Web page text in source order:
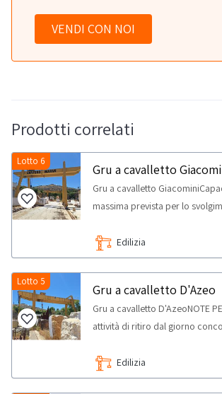
VENDI CON NOI
Prodotti correlati
Lotto 6
Gru a cavalletto
Gru a cavalletto
massima prevista per lo
Edilizia
Lotto 5
Gru a cavalletto D'Azeo
Gru a cavalletto D'AzeoNOTE
attività di ritiro dal giorno
Edilizia